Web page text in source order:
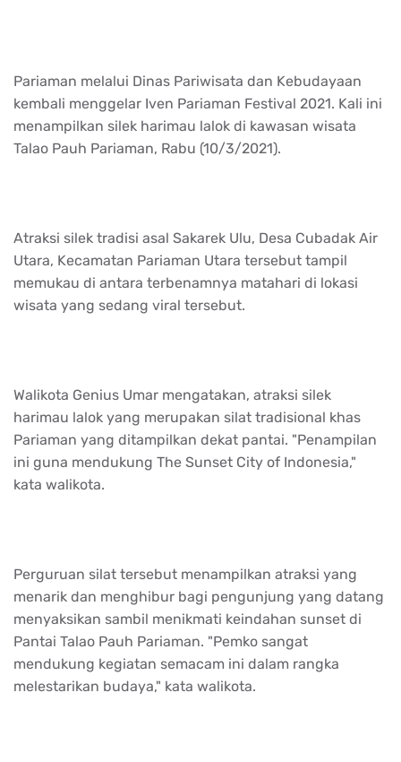
Pariaman melalui Dinas Pariwisata dan Kebudayaan
kembali menggelar Iven Pariaman Festival 2021. Kali ini
menampilkan silek harimau lalok di kawasan wisata
Talao Pauh Pariaman, Rabu (10/3/2021).
Atraksi silek tradisi asal Sakarek Ulu, Desa Cubadak Air
Utara, Kecamatan Pariaman Utara tersebut tampil
memukau di antara terbenamnya matahari di lokasi
wisata yang sedang viral tersebut.
Walikota Genius Umar mengatakan, atraksi silek
harimau lalok yang merupakan silat tradisional khas
Pariaman yang ditampilkan dekat pantai. "Penampilan
ini guna mendukung The Sunset City of Indonesia,"
kata walikota.
Perguruan silat tersebut menampilkan atraksi yang
menarik dan menghibur bagi pengunjung yang datang
menyaksikan sambil menikmati keindahan sunset di
Pantai Talao Pauh Pariaman. "Pemko sangat
mendukung kegiatan semacam ini dalam rangka
melestarikan budaya," kata walikota.